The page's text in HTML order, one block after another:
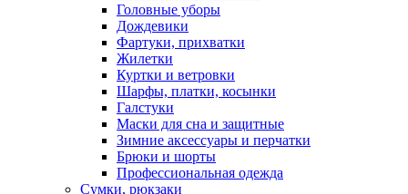
Головные уборы
Дождевики
Фартуки, прихватки
Жилетки
Куртки и ветровки
Шарфы, платки, косынки
Галстуки
Маски для сна и защитные
Зимние аксессуары и перчатки
Брюки и шорты
Профессиональная одежда
Сумки, рюкзаки